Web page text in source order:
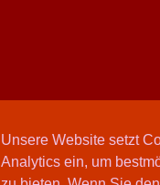
Unsere Website setzt
Analytics ein, um